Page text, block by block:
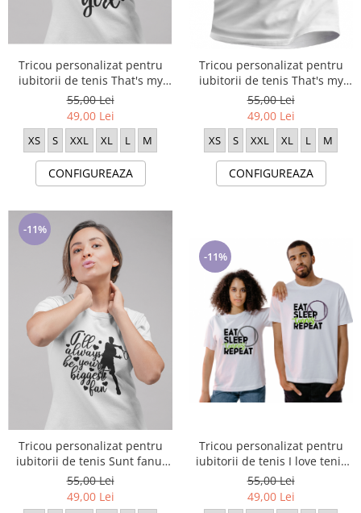
Tricou personalizat pentru
iubitorii de tenis That's my
girl TNS5006
55,00 Lei
49,00 Lei
XS S XXL XL L M
CONFIGUREAZA
Tricou personalizat pentru
iubitorii de tenis That's my
boy TNS5007
55,00 Lei
49,00 Lei
XS S XXL XL L M
CONFIGUREAZA
-11%
Tricou personalizat pentru
iubitorii de tenis Sunt fanul
tau TNS5008
55,00 Lei
49,00 Lei
-11%
Tricou personalizat pentru
iubitorii de tenis I love tenis
TNS5009
55,00 Lei
49,00 Lei